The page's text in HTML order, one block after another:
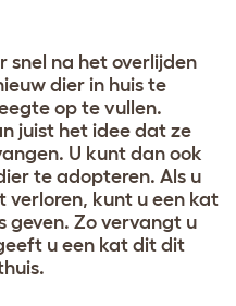
snel na het overlijden
dier in huis te
op te vullen.
juist het idee dat ze
U kunt dan ook
te adopteren. Als u
verloren, kunt u een kat
geven. Zo vervangt u
u een kat dit dit